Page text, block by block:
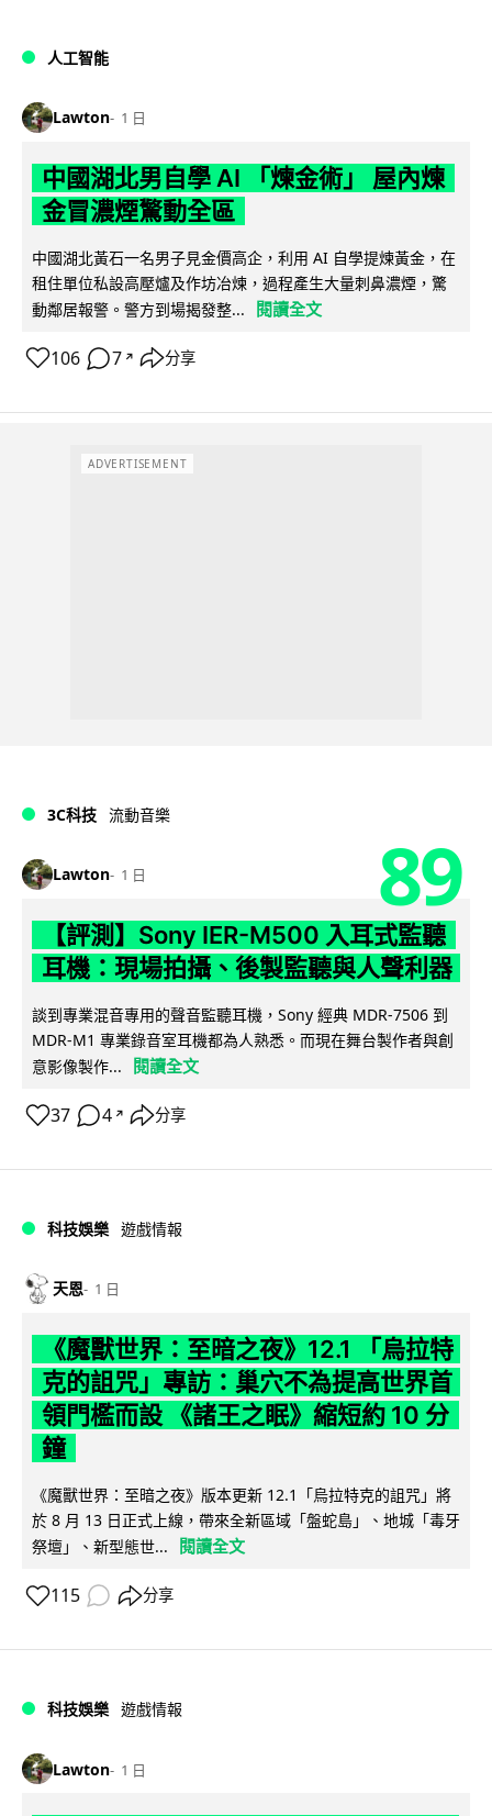
人工智能
Lawton 1 日
中國湖北男自學 AI 「煉金術」 屋內煉
金冒濃煙驚動全區
中國湖北黃石一名男子見金價高企，利用 AI 自學提煉黃金，在
租住單位私設高壓爐及作坊冶煉，過程產生大量刺鼻濃煙，驚
動鄰居報警。警方到場揭發整...
閱讀全文
106 7 ↗ 分享
ADVERTISEMENT
3C科技 流動音樂
Lawton 1 日 89
【評測】Sony IER-M500 入耳式監聽
耳機：現場拍攝、後製監聽與人聲利器
談到專業混音專用的聲音監聽耳機，Sony 經典 MDR-7506 到
MDR-M1 專業錄音室耳機都為人熟悉。而現在舞台製作者與創
意影像製作...
閱讀全文
37 4 ↗ 分享
科技娛樂 遊戲情報
天恩 1 日
《魔獸世界：至暗之夜》12.1 「烏拉特
克的詛咒」專訪：巢穴不為提高世界首
領門檻而設 《諸王之眠》縮短約 10 分
鐘
《魔獸世界：至暗之夜》版本更新 12.1「烏拉特克的詛咒」將
於 8 月 13 日正式上線，帶來全新區域「盤蛇島」、地城「毒牙
祭壇」、新型態世...
閱讀全文
115 分享
科技娛樂 遊戲情報
Lawton 1 日